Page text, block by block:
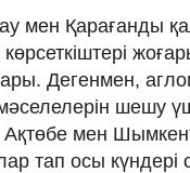
мен Қарағанды
көрсеткіштері
Дегенмен,
шешу
Ақтөбе мен
тап осы